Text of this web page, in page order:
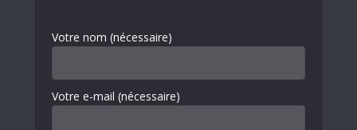
Votre nom (nécessaire)
Votre e-mail (nécessaire)